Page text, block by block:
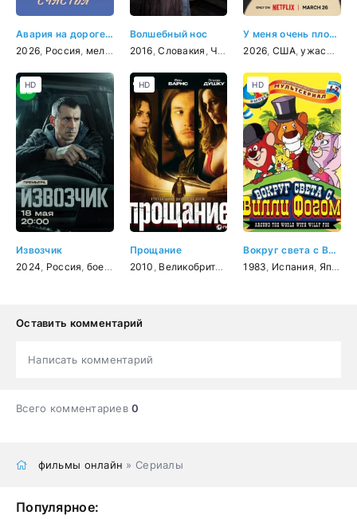
Авария на дороге счастья
2026 Россия мелодрама
Волшебный нос
2016 ,Словакия Чехия ,фэнтези,мелодрама
У меня очень плохое предчувствие
2026 США,ужасы ,
Извозчик
2024 Россия боевик детектив,криминал
HD
Прощание
2010 Великобритания ,триллер,драма
HD
Вокруг света с Вилли Фогом
1983 Испания Япония
HD
Оставить комментарий
Написать комментарий
Всего комментариев0
фильмы онлайн » Сериалы
Популярное: